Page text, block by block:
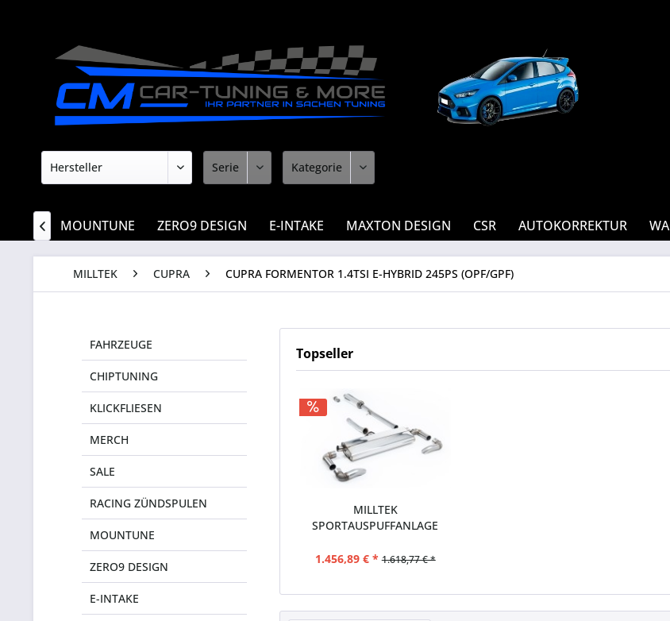
MOUNTUNE ZERO9 DESIGN E-INTAKE MAXTON DESIGN CSR AUTOKORREKTUR

MILLTEK CUPRA CUPRA FORMENTOR 1.4TSI E-HYBRID 245PS (OPF/GPF)
FAHRZEUGE
CHIPTUNING
KLICKFLIESEN
MERCH
SALE
RACING ZÜNDSPULEN
MOUNTUNE
ZERO9 DESIGN
E-INTAKE
Topseller
MILLTEK
SPORTAUSPUFFANLAGE
1.456,89 € * 1.618,77 € *